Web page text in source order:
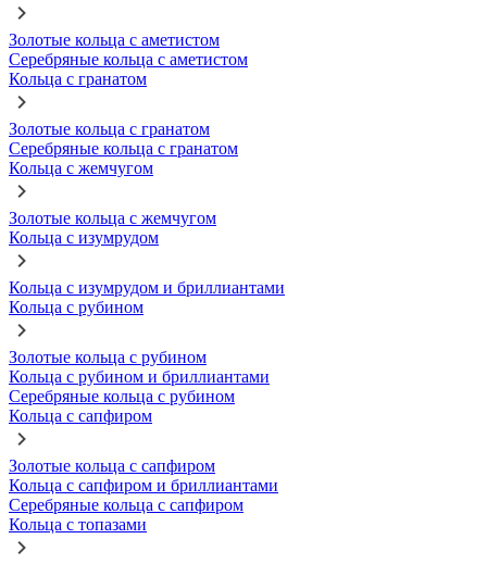
Золотые кольца с аметистом
Серебряные кольца с аметистом
Кольца с гранатом
Золотые кольца с гранатом
Серебряные кольца с гранатом
Кольца с жемчугом
Золотые кольца с жемчугом
Кольца с изумрудом
Кольца с изумрудом и бриллиантами
Кольца с рубином
Золотые кольца с рубином
Кольца с рубином и бриллиантами
Серебряные кольца с рубином
Кольца с сапфиром
Золотые кольца с сапфиром
Кольца с сапфиром и бриллиантами
Серебряные кольца с сапфиром
Кольца с топазами